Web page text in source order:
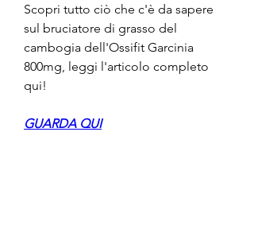
Scopri tutto ciò che c'è da sapere
sul bruciatore di grasso del
cambogia dell'Ossifit Garcinia
800mg, leggi l'articolo completo
qui!
GUARDA QUI